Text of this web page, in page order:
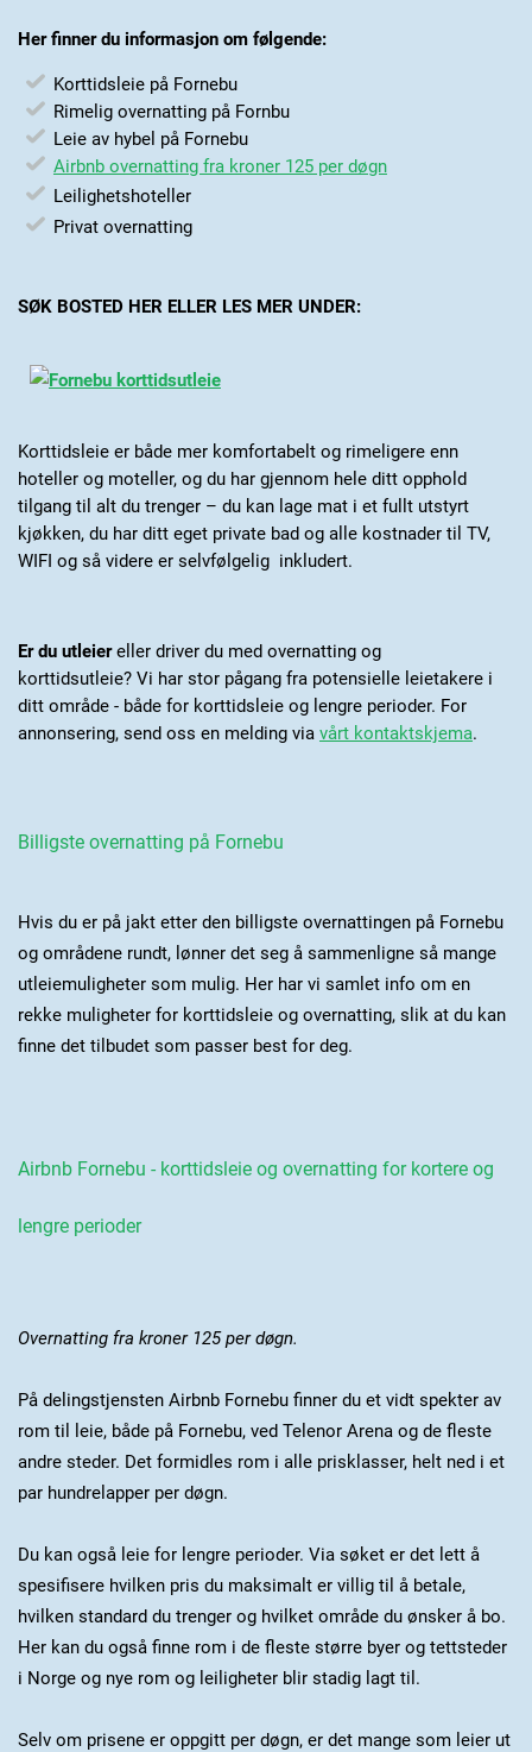
Her finner du informasjon om følgende:
Korttidsleie på Fornebu
Rimelig overnatting på Fornbu
Leie av hybel på Fornebu
Airbnb overnatting fra kroner 125 per døgn
Leilighetshoteller
Privat overnatting
SØK BOSTED HER ELLER LES MER UNDER:
Korttidsleie er både mer komfortabelt og rimeligere enn
hoteller og moteller, og du har gjennom hele ditt opphold
tilgang til alt du trenger – du kan lage mat i et fullt utstyrt
kjøkken, du har ditt eget private bad og alle kostnader til TV,
WIFI og så videre er selvfølgelig inkludert.
Er du utleiereller driver du med overnatting og
korttidsutleie? Vi har stor pågang fra potensielle leietakere i
ditt område - både for korttidsleie og lengre perioder. For
annonsering, send oss en melding via vårt kontaktskjema.
Billigste overnatting på Fornebu
Hvis du er på jakt etter den billigste overnattingen på Fornebu
og områdene rundt, lønner det seg å sammenligne så mange
utleiemuligheter som mulig. Her har vi samlet info om en
rekke muligheter for korttidsleie og overnatting, slik at du kan
finne det tilbudet som passer best for deg.
Airbnb Fornebu - korttidsleie og overnatting for kortere og
lengre perioder
Overnatting fra kroner 125 per døgn.
På delingstjensten Airbnb Fornebu finner du et vidt spekter av
rom til leie, både på Fornebu, ved Telenor Arena og de fleste
andre steder. Det formidles rom i alle prisklasser, helt ned i et
par hundrelapper per døgn.
Du kan også leie for lengre perioder. Via søket er det lett å
spesifisere hvilken pris du maksimalt er villig til å betale,
hvilken standard du trenger og hvilket område du ønsker å bo.
Her kan du også finne rom i de fleste større byer og tettsteder
i Norge og nye rom og leiligheter blir stadig lagt til.
Selv om prisene er oppgitt per døgn, er det mange som leier ut